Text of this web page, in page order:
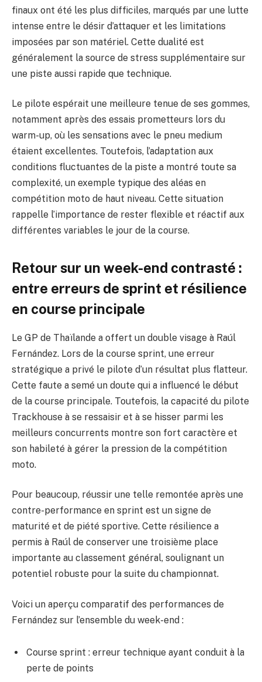
finaux ont été les plus difficiles, marqués par une lutte
intense entre le désir d’attaquer et les limitations
imposées par son matériel. Cette dualité est
généralement la source de stress supplémentaire sur
une piste aussi rapide que technique.
Le pilote espérait une meilleure tenue de ses gommes,
notamment après des essais prometteurs lors du
warm-up, où les sensations avec le pneu medium
étaient excellentes. Toutefois, l’adaptation aux
conditions fluctuantes de la piste a montré toute sa
complexité, un exemple typique des aléas en
compétition moto de haut niveau. Cette situation
rappelle l’importance de rester flexible et réactif aux
différentes variables le jour de la course.
Retour sur un week-end contrasté :
entre erreurs de sprint et résilience
en course principale
Le GP de Thaïlande a offert un double visage à Raúl
Fernández. Lors de la course sprint, une erreur
stratégique a privé le pilote d’un résultat plus flatteur.
Cette faute a semé un doute qui a influencé le début
de la course principale. Toutefois, la capacité du pilote
Trackhouse à se ressaisir et à se hisser parmi les
meilleurs concurrents montre son fort caractère et
son habileté à gérer la pression de la compétition
moto.
Pour beaucoup, réussir une telle remontée après une
contre-performance en sprint est un signe de
maturité et de piété sportive. Cette résilience a
permis à Raúl de conserver une troisième place
importante au classement général, soulignant un
potentiel robuste pour la suite du championnat.
Voici un aperçu comparatif des performances de
Fernández sur l’ensemble du week-end :
Course sprint : erreur technique ayant conduit à la
perte de points